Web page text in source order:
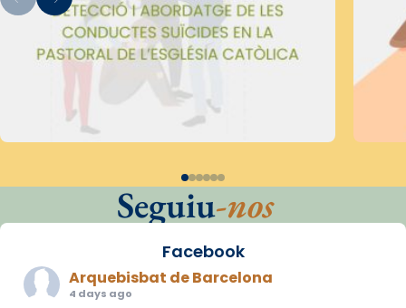
Seguiu-nos
Facebook
Arquebisbat de Barcelona
4 days ago